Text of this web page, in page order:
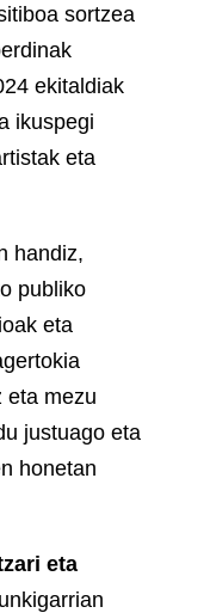
sortzea
ekitaldiak
ikuspegi
eta
handiz,
publiko
eta
eta mezu
justuago eta
honetan
eta